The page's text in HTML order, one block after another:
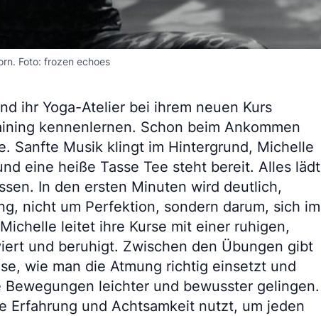
Foto: frozen echoes
ihr Yoga-Atelier bei ihrem neuen Kurs
kennenlernen. Schon beim Ankommen
Sanfte Musik klingt im Hintergrund, Michelle
eine heiße Tasse Tee steht bereit. Alles lädt
In den ersten Minuten wird deutlich,
nicht um Perfektion, sondern darum, sich im
leitet ihre Kurse mit einer ruhigen,
und beruhigt. Zwischen den Übungen gibt
wie man die Atmung richtig einsetzt und
leichter und bewusster gelingen.
Erfahrung und Achtsamkeit nutzt, um jeden